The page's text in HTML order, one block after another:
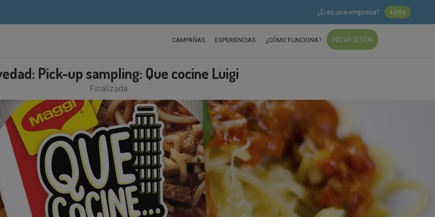
¿Eres una empresa? +info
CAMPAÑAS EXPERIENCIAS ¿CÓMO FUNCIONA? INICIAR SESIÓN
Pick-up sampling: Que cocine Luigi
Finalizada